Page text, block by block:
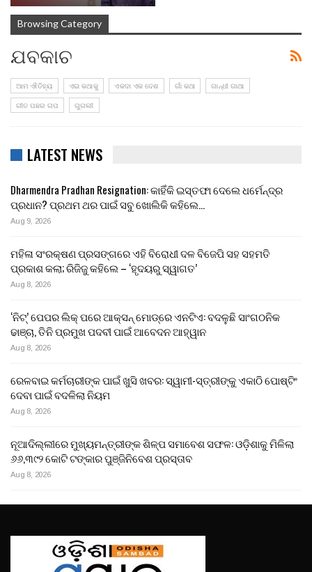
Browsing Category
ଯବକାଚ
ଆମ ଐତିହ୍ୟ ଏଇ କଥାକୁ ଏକଦା ଏକ ଦେଶ ଗାଁ କଥା
ଗାନ୍ଧୀ ଗାଥା
ଗୀତ ପଛର ଗପ
ଗୁଗଲୀ
LATEST NEWS
Dharmendra Pradhan Resignation: କାହିଁକି ଇସ୍ତଫା ଦେଲେ ଧର୍ମେନ୍ଦ୍ର
ପ୍ରଧାନ? ପ୍ରଥମ ଥର ପାଇଁ ସବୁ ଖୋଲିକି କହିଲେ…
Aug 9, 2026
ମହିଳା ସଂରକ୍ଷଣ ପ୍ରସଙ୍ଗରେ ଏହି ବିରୋଧୀ ଦଳ ବିଜେପି ସହ ସହମତି
ପ୍ରକାଶ କଲା; ରିଜିଜୁ କହିଲେ – ‘ହୃଦୟରୁ ସ୍ୱାଗତ’
Aug 8, 2026
‘ନିଟ୍’ ପେପର ଲିକ୍ ପରେ ଆକ୍ସନ୍‌ ମୋଡ୍‌ରେ ଏନଟିଏ: ବଦଳୁଛି ସାଂଗଠନିକ
ଢାଞ୍ଚା, ତିନି ପ୍ରମୁଖ ପଦବୀ ପାଇଁ ଆବେଦନ ଆହ୍ୱାନ
Aug 8, 2026
ରେଳବାଇ କର୍ମଚାରୀଙ୍କ ପାଇଁ ଖୁସି ଖବର: ସ୍ୱାମୀ-ସ୍ତ୍ରୀଙ୍କୁ ଏକାଠି ପୋଷ୍ଟିଂ
ଦେବା ପାଇଁ ବଦଳିଲା ନିୟମ
Aug 8, 2026
ନୂଆଦିଲ୍ଲୀରେ ମୁଖ୍ୟମନ୍ତ୍ରୀଙ୍କ ଶିଳ୍ପ ସମାବେଶ ସଫଳ: ଓଡ଼ିଶାକୁ ମିଳିଲା
୬୬,୩୯୨ କୋଟି ଟଙ୍କାର ପୁଞ୍ଜିନିବେଶ ପ୍ରସ୍ତାବ
Aug 8, 2026